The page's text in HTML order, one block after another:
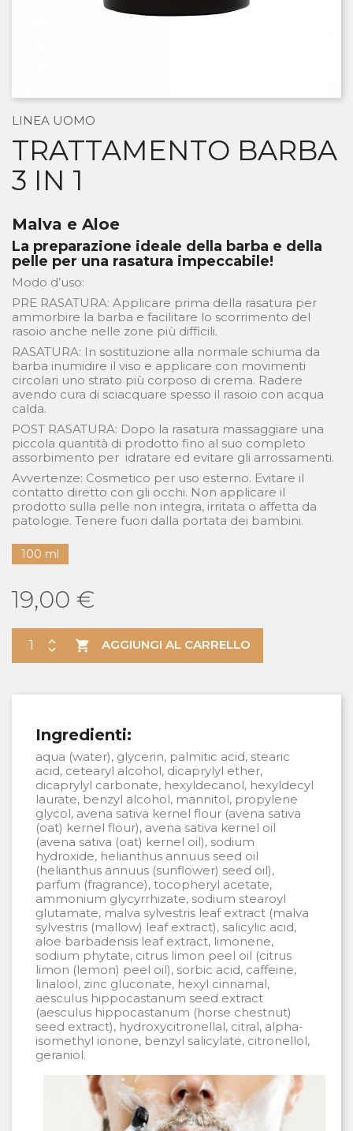
LINEA UOMO
TRATTAMENTO BARBA
3 IN 1
Malva e Aloe
La preparazione ideale della barba e della
pelle per una rasatura impeccabile!
Modo d’uso:
PRE RASATURA: Applicare prima della rasatura per
ammorbire la barba e facilitare lo scorrimento del
rasoio anche nelle zone più difficili.
RASATURA: In sostituzione alla normale schiuma da
barba inumidire il viso e applicare con movimenti
circolari uno strato più corposo di crema. Radere
avendo cura di sciacquare spesso il rasoio con acqua
calda.
POST RASATURA: Dopo la rasatura massaggiare una
piccola quantità di prodotto fino al suo completo
assorbimento per idratare ed evitare gli arrossamenti.
Avvertenze: Cosmetico per uso esterno. Evitare il
contatto diretto con gli occhi. Non applicare il
prodotto sulla pelle non integra, irritata o affetta da
patologie. Tenere fuori dalla portata dei bambini.
100 ml
19,00 €
 AGGIUNGI AL CARRELLO
Ingredienti:
aqua (water), glycerin, palmitic acid, stearic
acid, cetearyl alcohol, dicaprylyl ether,
dicaprylyl carbonate, hexyldecanol, hexyldecyl
laurate, benzyl alcohol, mannitol, propylene
glycol, avena sativa kernel flour (avena sativa
(oat) kernel flour), avena sativa kernel oil
(avena sativa (oat) kernel oil), sodium
hydroxide, helianthus annuus seed oil
(helianthus annuus (sunflower) seed oil),
parfum (fragrance), tocopheryl acetate,
ammonium glycyrrhizate, sodium stearoyl
glutamate, malva sylvestris leaf extract (malva
sylvestris (mallow) leaf extract), salicylic acid,
aloe barbadensis leaf extract, limonene,
sodium phytate, citrus limon peel oil (citrus
limon (lemon) peel oil), sorbic acid, caffeine,
linalool, zinc gluconate, hexyl cinnamal,
aesculus hippocastanum seed extract
(aesculus hippocastanum (horse chestnut)
seed extract), hydroxycitronellal, citral, alpha-
isomethyl ionone, benzyl salicylate, citronellol,
geraniol.